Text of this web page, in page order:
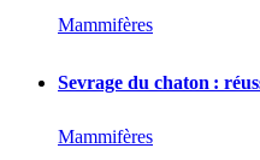
Mammifères
Sevrage du chaton :
Mammifères